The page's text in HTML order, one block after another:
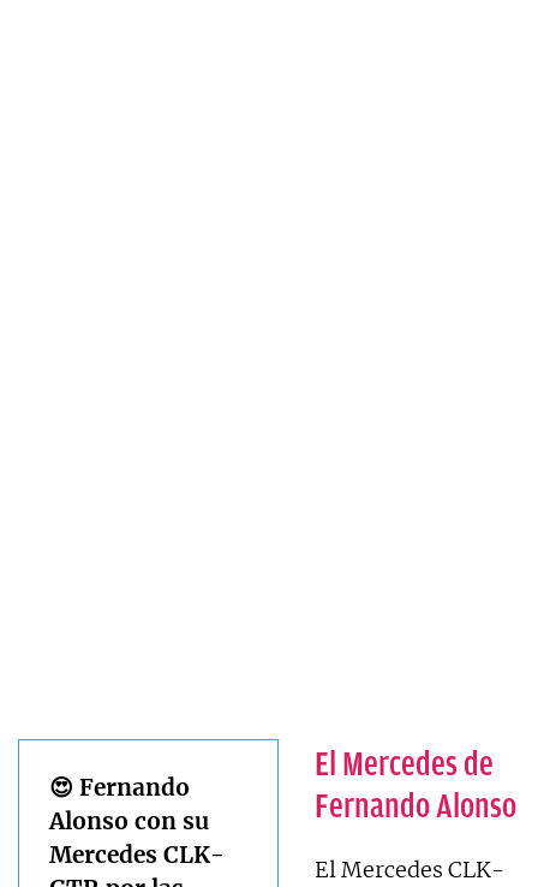
😍 Fernando
Alonso con su
Mercedes CLK-
El Mercedes de
Fernando Alonso
El Mercedes CLK-